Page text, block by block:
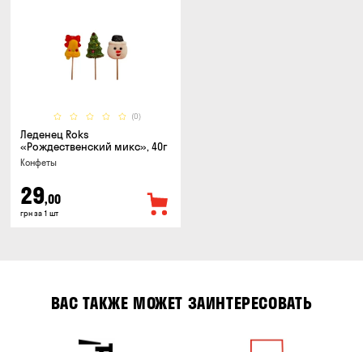
(0)
Леденец Roks
«Рождественский микс», 40г
Конфеты
29,00
грн за 1 шт
ВАС ТАКЖЕ МОЖЕТ ЗАИНТЕРЕСОВАТЬ